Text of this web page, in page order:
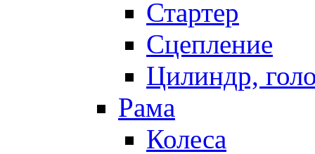
Стартер
Сцепление
Цилиндр,
Рама
Колеса